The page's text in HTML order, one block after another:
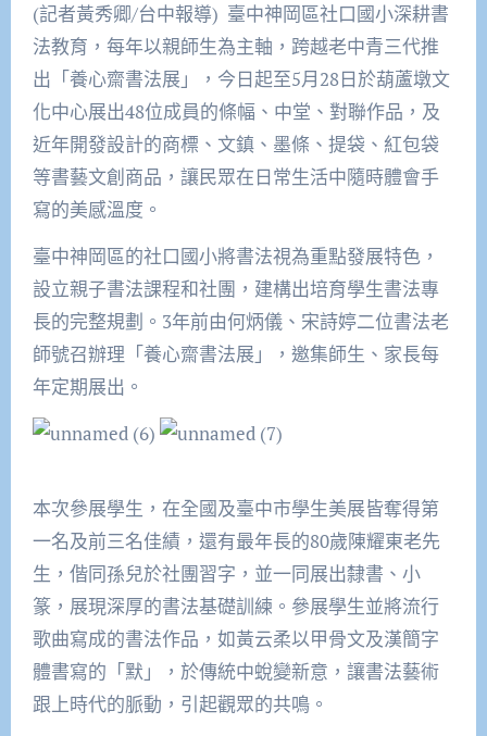
(記者黃秀卿/台中報導) 臺中神岡區社口國小深耕書
法教育，每年以親師生為主軸，跨越老中青三代推
出「養心齋書法展」，今日起至5月28日於葫蘆墩文
化中心展出48位成員的條幅、中堂、對聯作品，及
近年開發設計的商標、文鎮、墨條、提袋、紅包袋
等書藝文創商品，讓民眾在日常生活中隨時體會手
寫的美感溫度。
臺中神岡區的社口國小將書法視為重點發展特色，
設立親子書法課程和社團，建構出培育學生書法專
長的完整規劃。3年前由何炳儀、宋詩婷二位書法老
師號召辦理「養心齋書法展」，邀集師生、家長每
年定期展出。
本次參展學生，在全國及臺中市學生美展皆奪得第
一名及前三名佳績，還有最年長的80歲陳耀東老先
生，偕同孫兒於社團習字，並一同展出隸書、小
篆，展現深厚的書法基礎訓練。參展學生並將流行
歌曲寫成的書法作品，如黃云柔以甲骨文及漢簡字
體書寫的「默」，於傳統中蛻變新意，讓書法藝術
跟上時代的脈動，引起觀眾的共鳴。